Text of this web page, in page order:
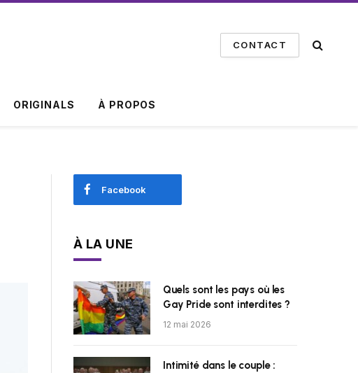
CONTACT
ORIGINALS À PROPOS
Facebook
À LA UNE
Quels sont les pays où les
Gay Pride sont interdites ?
12 mai 2026
Intimité dans le couple :